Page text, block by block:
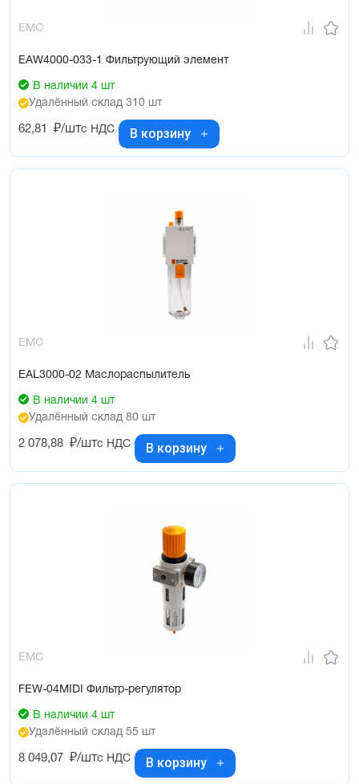
EMC
EAW4000-033-1 Фильтрующий элемент
В наличии 4 шт
Удалённый склад 310 шт
62,81 ₽/штс НДС В корзину
EMC
EAL3000-02 Маслораспылитель
В наличии 4 шт
Удалённый склад 80 шт
2 078,88 ₽/штс НДС В корзину
EMC
FEW-04MIDI Фильтр-регулятор
В наличии 4 шт
Удалённый склад 55 шт
8 049,07 ₽/штс НДС В корзину